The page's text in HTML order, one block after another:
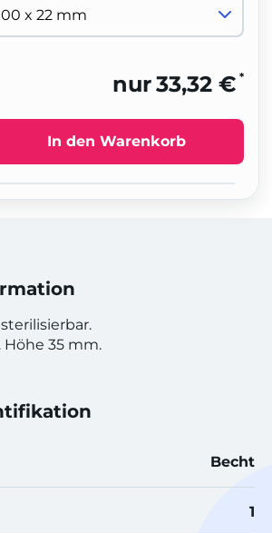
nur33,32 € *
In den Warenkorb
Höhe 35 mm.
Becht
1